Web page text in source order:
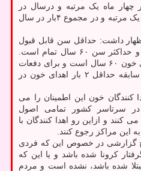
چهار ماه یک مرتبه و درسال در
مجموع ۳بار و آقایان هرسه ماه یک مرتبه و در مجموع ۴بار در سال
داشت: حداقل سن قابل قبول
برای اهدای خون ۱۸ سال تمام و حداکثر سن ۶۰ سال تمام است.
حداکثر سن برای نخستین اهدای خون ۶۰ سال است و برای دفعات
بعدی سن اهداکننده مستمر (با سابقه حداقل ۲ بار اهدای خون در
کنندگان خون این اطمینان را می
در سرتاسر کشور تمامی اصول
کنند و ازاین رو اهدا کنندگان با
این مراکز رجوع کنند.
گزارشی در خصوص این که فردی
کرونا شده باشد و یا این که
شده باشد، نشده است و مردم